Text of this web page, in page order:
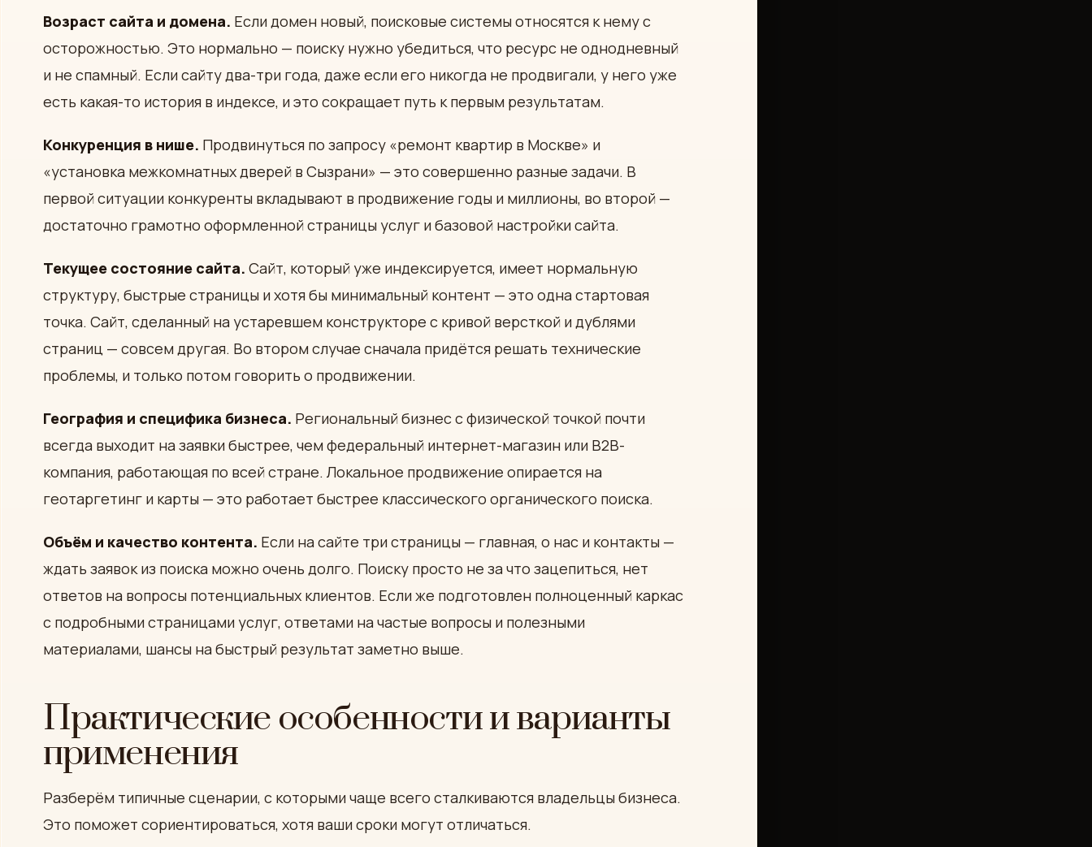
Возраст сайта и домена. Если домен новый, поисковые системы относятся к нему с
осторожностью. Это нормально — поиску нужно убедиться, что ресурс не однодневный
и не спамный. Если сайту два-три года, даже если его никогда не продвигали, у него уже
есть какая-то история в индексе, и это сокращает путь к первым результатам.
Конкуренция в нише. Продвинуться по запросу «ремонт квартир в Москве» и
«установка межкомнатных дверей в Сызрани» — это совершенно разные задачи. В
первой ситуации конкуренты вкладывают в продвижение годы и миллионы, во второй —
достаточно грамотно оформленной страницы услуг и базовой настройки сайта.
Текущее состояние сайта. Сайт, который уже индексируется, имеет нормальную
структуру, быстрые страницы и хотя бы минимальный контент — это одна стартовая
точка. Сайт, сделанный на устаревшем конструкторе с кривой версткой и дублями
страниц — совсем другая. Во втором случае сначала придётся решать технические
проблемы, и только потом говорить о продвижении.
География и специфика бизнеса. Региональный бизнес с физической точкой почти
всегда выходит на заявки быстрее, чем федеральный интернет-магазин или B2B-
компания, работающая по всей стране. Локальное продвижение опирается на
геотаргетинг и карты — это работает быстрее классического органического поиска.
Объём и качество контента. Если на сайте три страницы — главная, о нас и контакты —
ждать заявок из поиска можно очень долго. Поиску просто не за что зацепиться, нет
ответов на вопросы потенциальных клиентов. Если же подготовлен полноценный каркас
с подробными страницами услуг, ответами на частые вопросы и полезными
материалами, шансы на быстрый результат заметно выше.
Практические особенности и варианты
применения
Разберём типичные сценарии, с которыми чаще всего сталкиваются владельцы бизнеса.
Это поможет сориентироваться, хотя ваши сроки могут отличаться.